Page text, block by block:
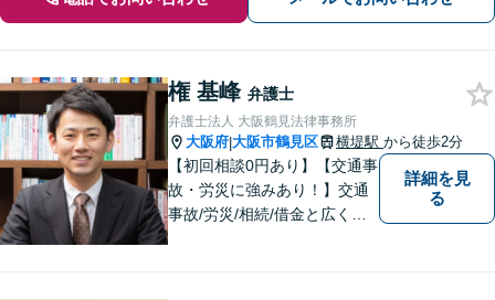
権 基峰 弁護士
弁護士法人 大阪鶴見法律事務所
大阪府|大阪市鶴見区 横堤駅 から徒歩2分
【初回相談0円あり】【交通事
故・労災に強みあり！】交通
事故/労災/相続/借金と広く法
詳細を見
る